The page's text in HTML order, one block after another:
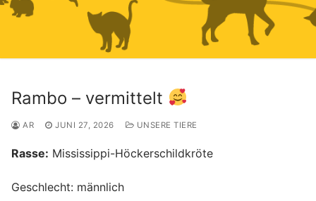
Rambo – vermittelt
AR JUNI 27, 2026 UNSERE TIERE
Rasse: Mississippi-Höckerschildkröte
Geschlecht: männlich